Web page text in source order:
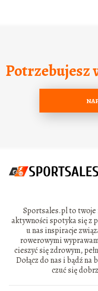
Sportsales.pl to twoje
aktywności spotyka się z
u nas inspiracje
rowerowymi
cieszyć się zdrowym,
Dołącz do nas i bądź
czuć się